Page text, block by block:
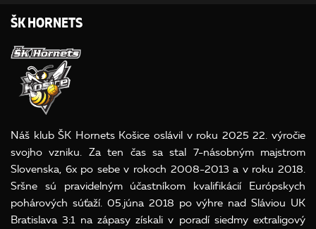
ŠK HORNETS
Náš klub ŠK Hornets Košice oslávil v roku 2025 22. výročie
svojho vzniku. Za ten čas sa stal 7-násobným majstrom
Slovenska, 6x po sebe v rokoch 2008-2013 a v roku 2018.
Sršne sú pravidelným účastníkom kvalifikácií Európskych
pohárových súťaží. 05.júna 2018 po výhre nad Sláviou UK
Bratislava 3:1 na zápasy získali v poradí siedmy extraligový